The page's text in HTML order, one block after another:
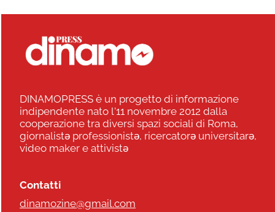
DINAMOPRESS è un progetto di informazione
indipendente nato l'11 novembre 2012 dalla
cooperazione tra diversi spazi sociali di Roma,
giornalistə professionistə, ricercatorə universitarə,
video maker e attivistə
Contatti
dinamozine@gmail.com